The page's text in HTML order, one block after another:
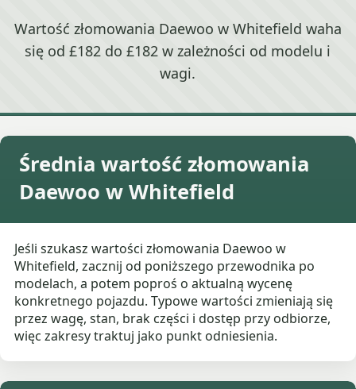
Wartość złomowania Daewoo w Whitefield waha
się od £182 do £182 w zależności od modelu i
wagi.
Średnia wartość złomowania
Daewoo w Whitefield
Jeśli szukasz wartości złomowania Daewoo w
Whitefield, zacznij od poniższego przewodnika po
modelach, a potem poproś o aktualną wycenę
konkretnego pojazdu. Typowe wartości zmieniają się
przez wagę, stan, brak części i dostęp przy odbiorze,
więc zakresy traktuj jako punkt odniesienia.